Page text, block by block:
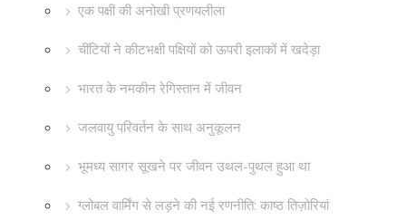
एक पक्षी की अनोखी प्रणयलीला
चींटियों ने कीटभक्षी पक्षियों को ऊपरी इलाकों में खदेड़ा
भारत के नमकीन रेगिस्तान में जीवन
जलवायु परिवर्तन के साथ अनुकूलन
भूमध्य सागर सूखने पर जीवन उथल-पुथल हुआ था
ग्लोबल वार्मिंग से लड़ने की नई रणनीति: काष्ठ तिज़ोरियां